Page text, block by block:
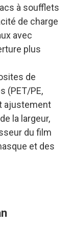
à soufflets
de charge
avec
plus
de
(PET/PE,
ajustement
la largeur,
du film
et des